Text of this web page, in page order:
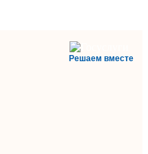
Решаем вместе